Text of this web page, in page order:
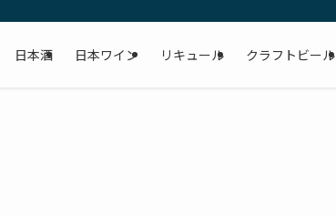
日本酒 日本ワイン リキュール クラフトビール